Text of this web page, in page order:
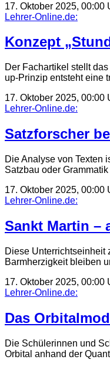
17. Oktober 2025, 00:00
Lehrer-Online.de:
Konzept
Der Fachartikel stellt
up-Prinzip entsteht eine
17. Oktober 2025, 00:00
Lehrer-Online.de:
Satzforscher
Die Analyse von Texten
Satzbau oder
17. Oktober 2025, 00:00
Lehrer-Online.de:
Sankt Martin –
Diese Unterrichtseinheit
Barmherzigkeit bleiben
17. Oktober 2025, 00:00
Lehrer-Online.de:
Das
Die Schülerinnen und
Orbital anhand der